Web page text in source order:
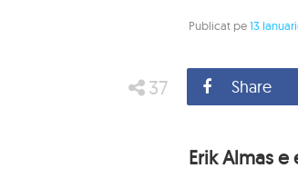
Publicat pe13
37 Share
Erik Almas